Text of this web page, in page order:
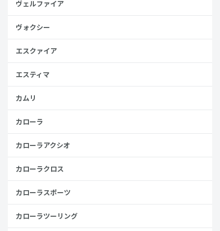
ヴェルファイア
ヴォクシー
エスクァイア
エスティマ
カムリ
カローラ
カローラアクシオ
カローラクロス
カローラスポーツ
カローラツーリング